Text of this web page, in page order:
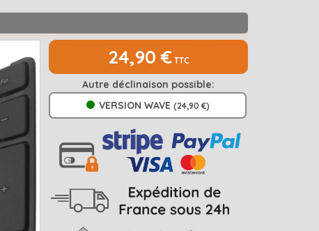
24,90 €TTC
Autre déclinaison possible:
VERSION WAVE (24,90 €)